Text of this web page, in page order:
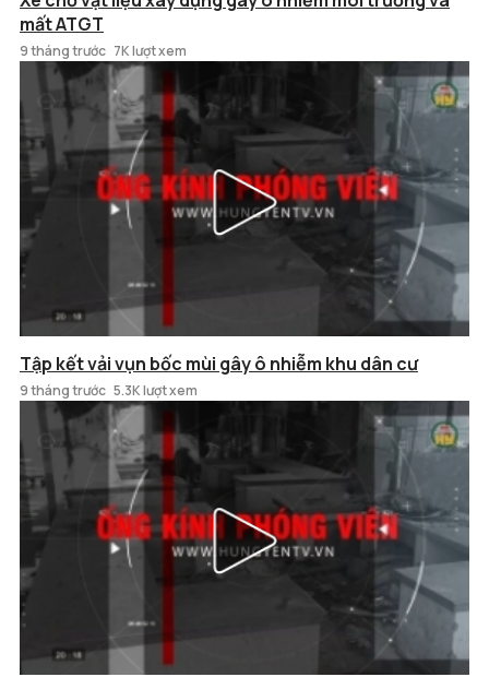
mất ATGT
9 tháng trước 7K lượt xem
Tập kết vải vụn bốc mùi gây ô nhiễm khu dân cư
9 tháng trước 5.3K lượt xem